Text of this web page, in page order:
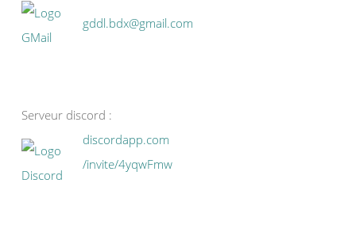
gddl.bdx@gmail.com
Serveur discord :
discordapp.com
/invite/4yqwFmw